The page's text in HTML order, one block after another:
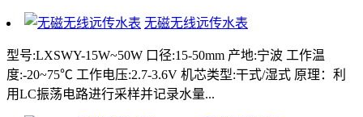
无磁无线远传水表
型号:LXSWY-15W~50W 口径:15-50mm 产地:宁波 工作温
度:-20~75℃ 工作电压:2.7-3.6V 机芯类型:干式/湿式 原理：利
用LC振荡电路进行采样并记录水量...